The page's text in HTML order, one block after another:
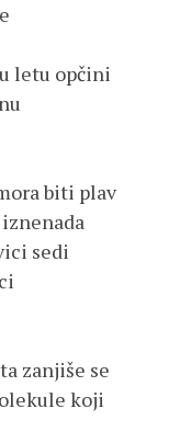
letu opčini
biti plav
sedi
zanjiše se
koji